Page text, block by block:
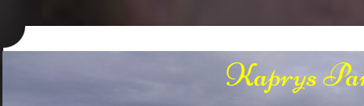
Kaprys